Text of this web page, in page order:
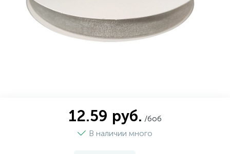
12.59 руб. /боб
В наличии много